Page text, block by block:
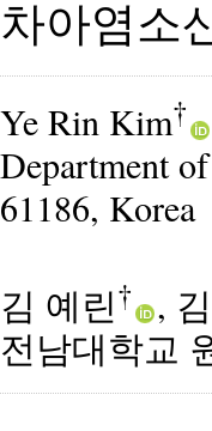
차아염소
Ye Rin Kim†
Department
61186, Korea
김 예린† ,
전남대학교